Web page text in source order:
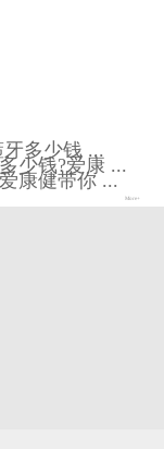
多少钱 ...
少钱?爱康 ...
康健带你 ...
More+